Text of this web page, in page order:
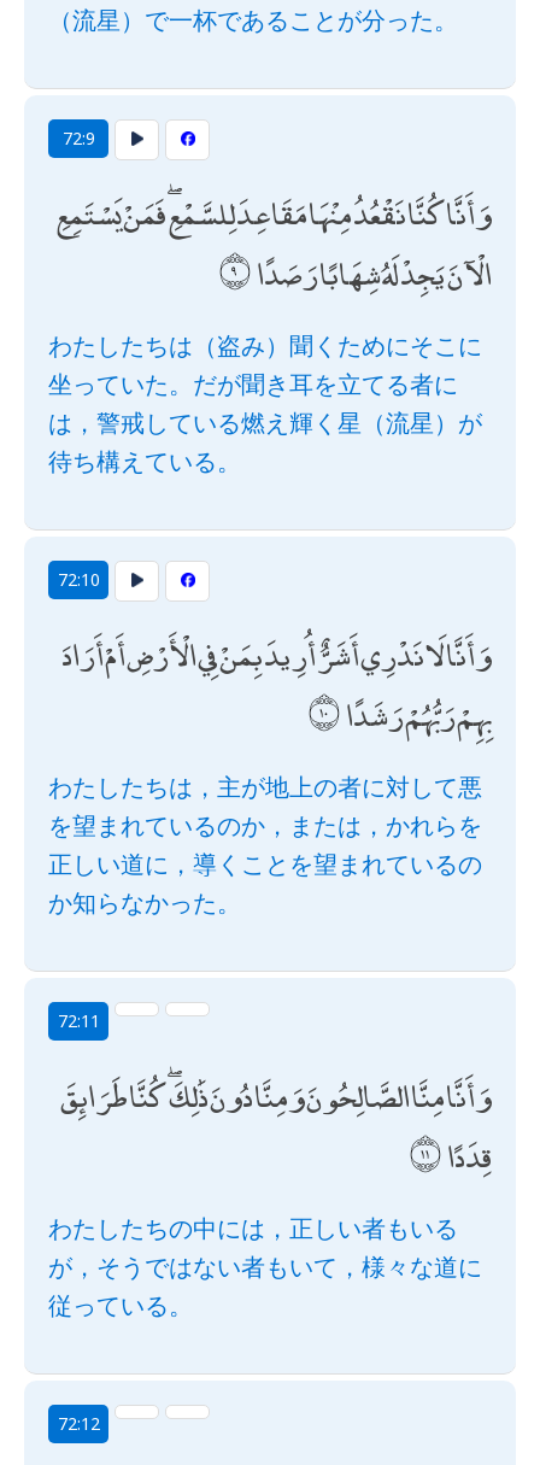
（流星）で一杯であることが分った。
72:9
وَأَنَّا كُنَّا نَقْعُدُ مِنْهَا مَقَاعِدَ لِلسَّمْعِ ۖ فَمَنْ يَسْتَمِعِ
الْآنَ يَجِدْ لَهُ شِهَابًا رَصَدًا
わたしたちは（盗み）聞くためにそこに
坐っていた。だが聞き耳を立てる者に
は，警戒している燃え輝く星（流星）が
待ち構えている。
72:10
وَأَنَّا لَا نَدْرِي أَشَرٌّ أُرِيدَ بِمَنْ فِي الْأَرْضِ أَمْ أَرَادَ
بِهِمْ رَبُّهُمْ رَشَدًا
わたしたちは，主が地上の者に対して悪
を望まれているのか，または，かれらを
正しい道に，導くことを望まれているの
か知らなかった。
72:11
وَأَنَّا مِنَّا الصَّالِحُونَ وَمِنَّا دُونَ ذَٰلِكَ ۖ كُنَّا طَرَائِقَ
قِدَدًا
わたしたちの中には，正しい者もいる
が，そうではない者もいて，様々な道に
従っている。
72:12